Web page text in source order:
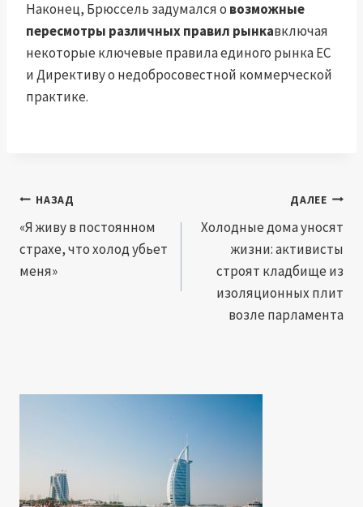
Наконец, Брюссель задумался о возможные
пересмотры различных правил рынкавключая
некоторые ключевые правила единого рынка ЕС
и Директиву о недобросовестной коммерческой
практике.
Навигация
по
записям
НАЗАД
«Я живу в постоянном
страхе, что холод убьет
меня»
ДАЛЕЕ
Холодные дома уносят
жизни: активисты
строят кладбище из
изоляционных плит
возле парламента